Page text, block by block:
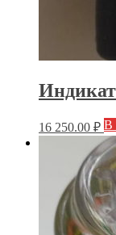
16 250.00 ₽ В